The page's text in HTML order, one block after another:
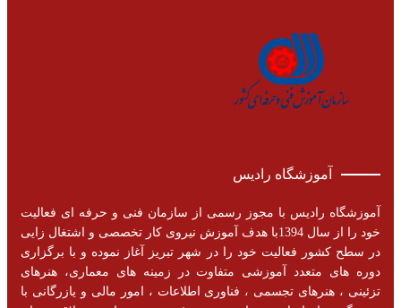
آموزشگاه رادیس
آموزشگاه رادیس با مجوز رسمی از سازمان فنی و حرفه ای فعالیت
خود را از سال 1394با هدف آموزش نیروی کار تخصصی و اشتغال زایی
در سطح کشور فعالیت خود را در شهر تبریز آغاز نموده و با برگزاری
دوره های متعدد آموزشی متفاوت در زمینه های معماری، هنرهای
تزئینی ، هنرهای تجسمی ، فناوری اطلاعات ، امور مالی و یازرگانی با